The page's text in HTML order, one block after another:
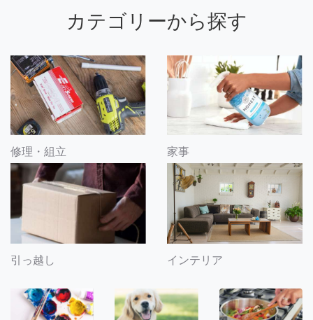
カテゴリーから探す
修理・組立 家事
引っ越し インテリア